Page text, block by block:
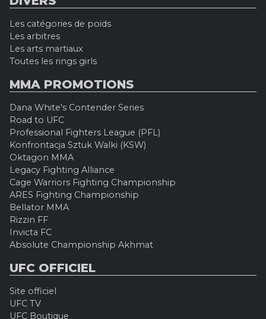
Les catégories de poids
Les arbitres
Les arts martiaux
Toutes les rings girls
MMA PROMOTIONS
Dana White's Contender Series
Road to UFC
Professional Fighters League (PFL)
Konfrontacja Sztuk Walki (KSW)
Oktagon MMA
Legacy Fighting Alliance
Cage Warriors Fighting Championship
ARES Fighting Championship
Bellator MMA
Rizzin FF
Invicta FC
Absolute Championship Akhmat
UFC OFFICIEL
Site officiel
UFC TV
UFC Boutique